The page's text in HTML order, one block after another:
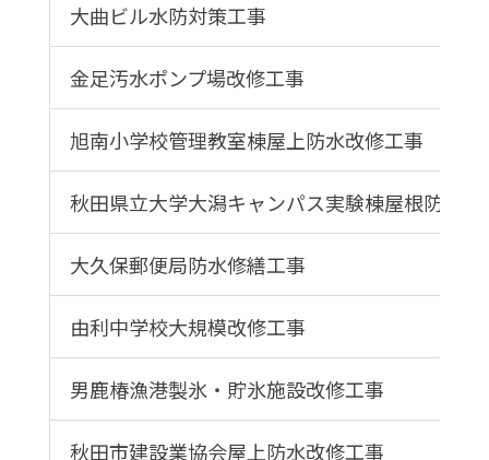
大曲ビル水防対策工事
金足汚水ポンプ場改修工事
旭南小学校管理教室棟屋上防水改修工事
秋田県立大学大潟キャンパス実験棟屋根防水改
大久保郵便局防水修繕工事
由利中学校大規模改修工事
男鹿椿漁港製氷・貯氷施設改修工事
秋田市建設業協会屋上防水改修工事